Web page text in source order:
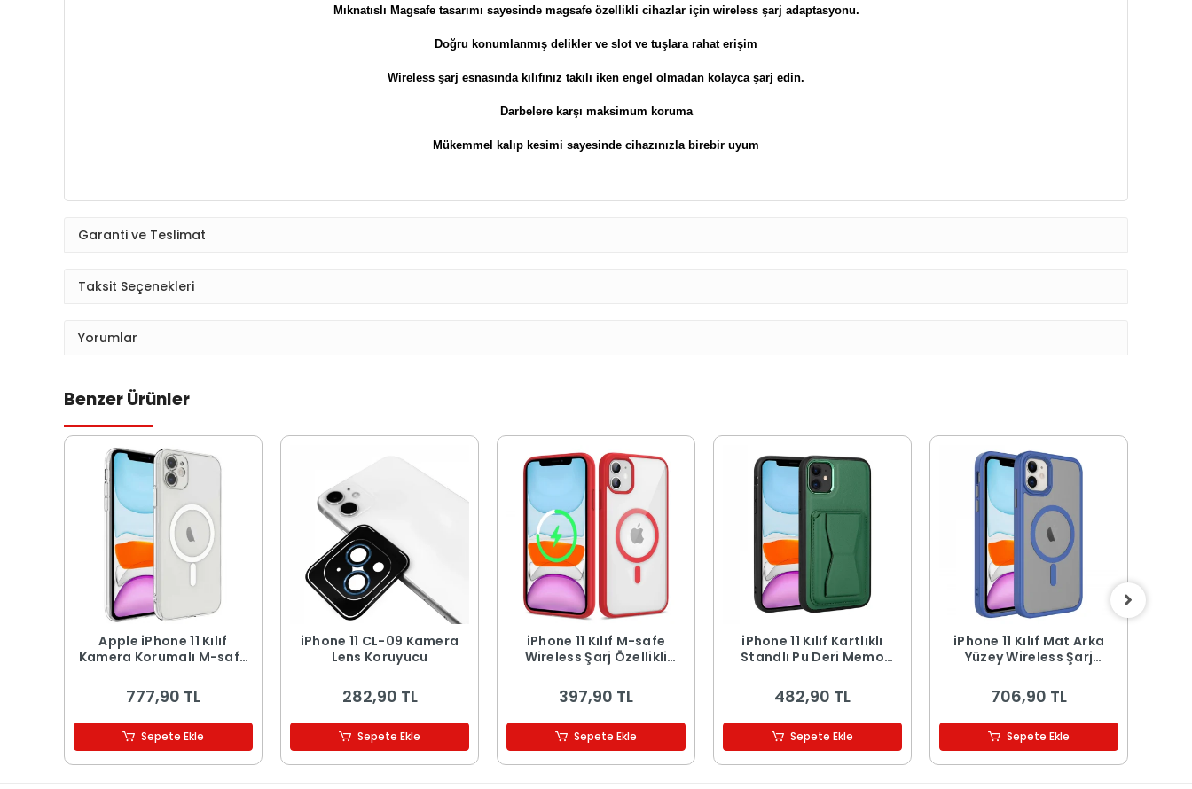
Mıknatıslı Magsafe tasarımı sayesinde magsafe özellikli cihazlar için wireless şarj adaptasyonu.
Doğru konumlanmış delikler ve slot ve tuşlara rahat erişim
Wireless şarj esnasında kılıfınız takılı iken engel olmadan kolayca şarj edin.
Darbelere karşı maksimum koruma
Mükemmel kalıp kesimi sayesinde cihazınızla birebir uyum
Garanti ve Teslimat
Taksit Seçenekleri
Yorumlar
Benzer Ürünler
Apple iPhone 11 Kılıf
Kamera Korumalı M-safe
777,90 TL
Sepete Ekle
iPhone 11 CL-09 Kamera
Lens Koruyucu
282,90 TL
Sepete Ekle
iPhone 11 Kılıf M-safe
Wireless Şarj Özellikli
397,90 TL
Sepete Ekle
iPhone 11 Kılıf Kartlıklı
Standlı ​Pu Deri Memo
482,90 TL
Sepete Ekle
iPhone 11 Kılıf Mat Arka
Yüzey Wireless Şarj
Kapak
706,90 TL
Sepete Ekle